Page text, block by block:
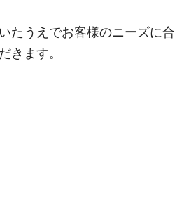
たうえでお客様のニーズに合
きます。